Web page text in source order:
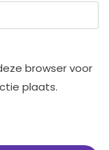
browser voor
plaats.